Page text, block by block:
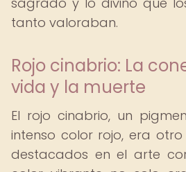
tanto valoraban.
Rojo cinabrio: La
vida y la muerte
El rojo cinabrio, un
intenso color rojo, era
destacados en el arte